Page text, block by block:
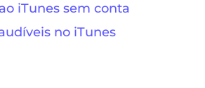
iTunes sem conta
no iTunes